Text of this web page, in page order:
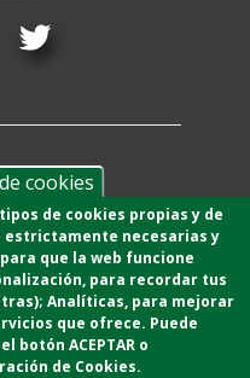
cookies
de cookies propias y de
estrictamente necesarias y
que la web funcione
para recordar tus
Analíticas, para mejorar
que ofrece. Puede
botón ACEPTAR o
de Cookies.